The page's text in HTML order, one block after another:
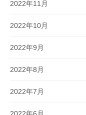
2022年11月
2022年10月
2022年9月
2022年8月
2022年7月